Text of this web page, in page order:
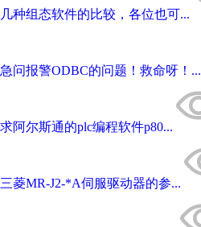
几种组态软件的比较，各位也可...
急问报警ODBC的问题！救命呀！...
求阿尔斯通的plc编程软件p80...
三菱MR-J2-*A伺服驱动器的参...